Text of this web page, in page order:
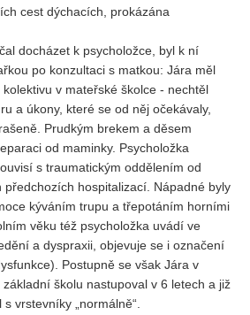
cest dýchacích, prokázána
docházet k psycholožce, byl k ní
po konzultaci s matkou: Jára měl
v mateřské školce - nechtěl
a úkony, které se od něj očekávaly,
Prudkým brekem a děsem
od maminky. Psycholožka
s traumatickým oddělením od
předchozích hospitalizací. Nápadné byly
kýváním trupu a třepotáním horními
věku též psycholožka uvádí ve
a dyspraxii, objevuje se i označení
Postupně se však Jára v
školu nastupoval v 6 letech a již
vrstevníky „normálně“.